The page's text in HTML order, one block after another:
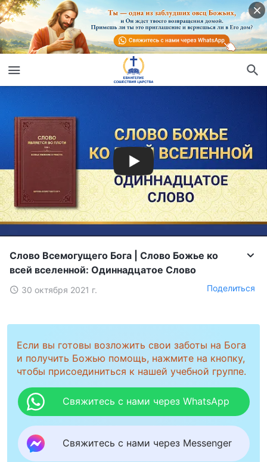
Слово Всемогущего Бога | Слово Божье ко
всей вселенной: Одиннадцатое Слово
30 октября 2021 г. Поделиться
Если вы готовы возложить свои заботы на Бога
и получить Божью помощь, нажмите на кнопку,
чтобы присоединиться к нашей учебной группе.
Свяжитесь с нами через WhatsApp
Свяжитесь с нами через Messenger